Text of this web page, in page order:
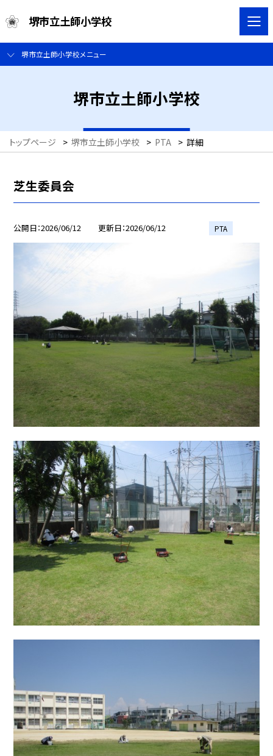
堺市立土師小学校
堺市立土師小学校メニュー
堺市立土師小学校
トップページ > 堺市立土師小学校 > PTA > 詳細
芝生委員会
公開日 2026/06/12 更新日 2026/06/12 PTA